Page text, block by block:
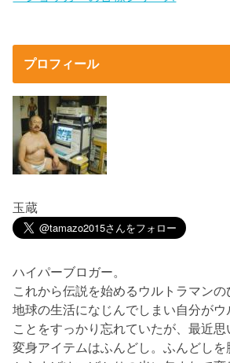
プロフィール
玉蔵
ハイパーブロガー。
これから伝説を始めるウルトラマンの
地球の生活になじんでしまい自分が
ことをすっかり忘れていたが、最近思
変身アイテムはふんどし。ふんどしを